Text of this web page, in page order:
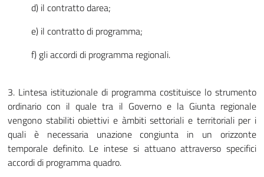
d) il contratto darea;
e) il contratto di programma;
f) gli accordi di programma regionali.
3. Lintesa istituzionale di programma costituisce lo strumento
ordinario con il quale tra il Governo e la Giunta regionale
vengono stabiliti obiettivi e àmbiti settoriali e territoriali per i
quali è necessaria unazione congiunta in un orizzonte
temporale definito. Le intese si attuano attraverso specifici
accordi di programma quadro.